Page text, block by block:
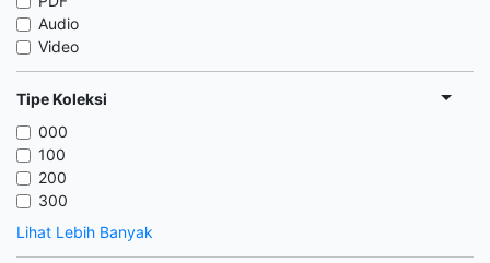
Audio
Video
Tipe Koleksi
000
100
200
300
Lihat Lebih Banyak